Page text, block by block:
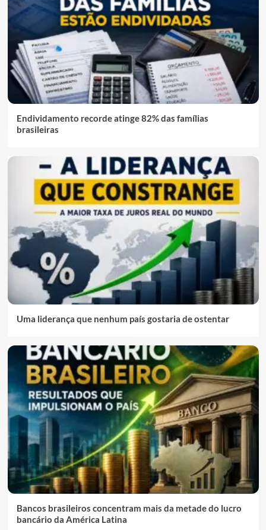
Endividamento recorde atinge 82% das famílias
brasileiras
Uma liderança que nenhum país gostaria de ostentar
Bancos brasileiros concentram mais da metade do lucro
bancário da América Latina